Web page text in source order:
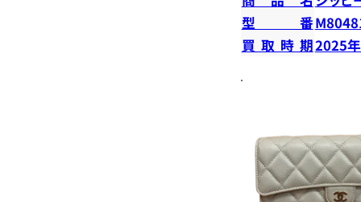
型番
買取時期2025